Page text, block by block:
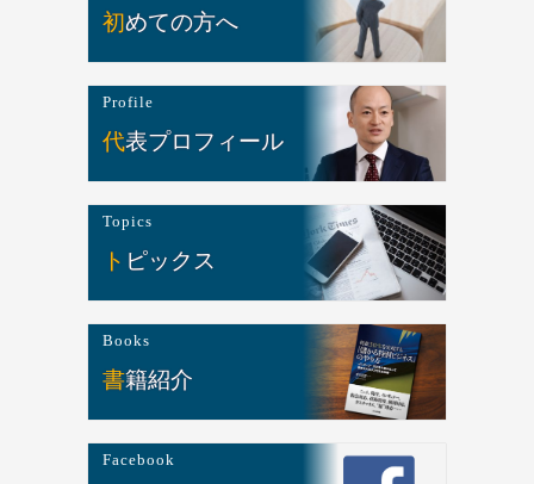
初めての方へ
Profile
代表プロフィール
Topics
トピックス
Books
書籍紹介
Facebook